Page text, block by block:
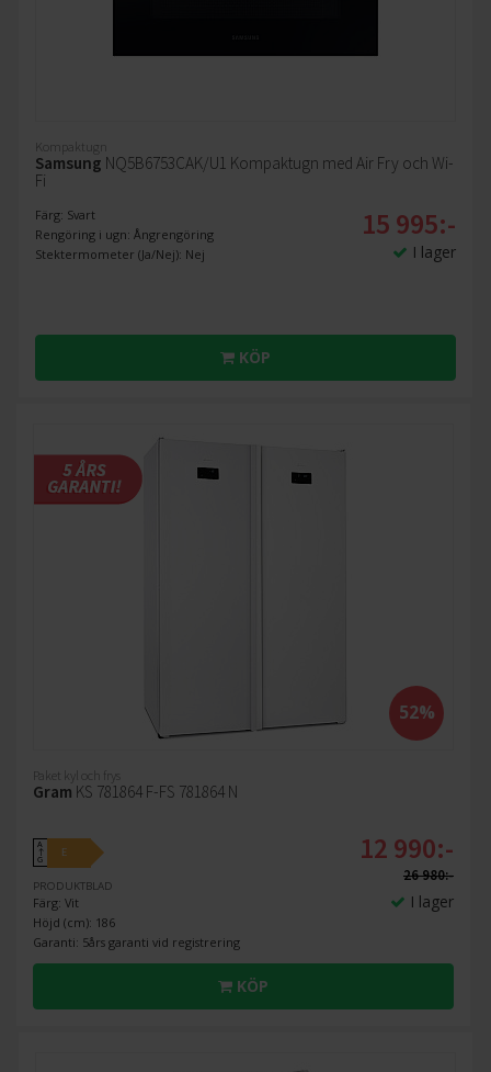
Kompaktugn
Samsung NQ5B6753CAK/U1 Kompaktugn med Air Fry och Wi-
Fi
Färg: Svart
Rengöring i ugn: Ångrengöring
Stektermometer (Ja/Nej): Nej
15 995:-
I lager
KÖP
52%
Paket kyl och frys
Gram KS 781864 F-FS 781864 N
A
↑
G
E
PRODUKTBLAD
Färg: Vit
Höjd (cm): 186
Garanti: 5års garanti vid registrering
12 990:-
26 980:-
I lager
KÖP